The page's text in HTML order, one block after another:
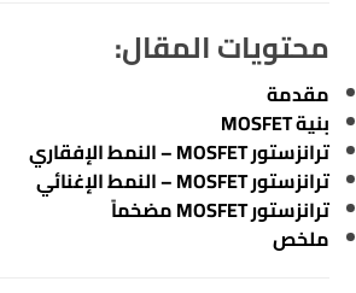
محتويات المقال:
مقدمة
بنية MOSFET
ترانزستور MOSFET – النمط الإفقاري
ترانزستور MOSFET – النمط الإغنائي
ترانزستور MOSFET مضخماً
ملخص